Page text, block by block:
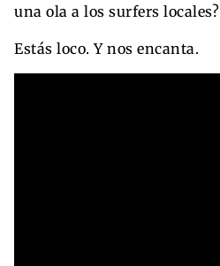
una ola a los surfers locales?
Estás loco. Y nos encanta.